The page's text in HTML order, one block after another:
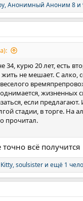
,Анонимный Аноним 8 и
34, курю 20 лет, есть
не мешает. С алко,
жизненных
если
стадии, в торге. На
прочитал.
всё получится
,soulsister и ещё 1